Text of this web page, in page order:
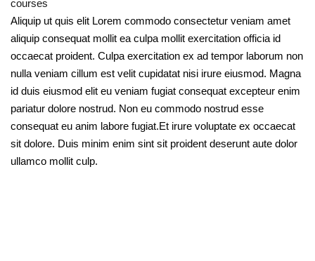
courses
Aliquip ut quis elit Lorem commodo consectetur veniam amet
aliquip consequat mollit ea culpa mollit exercitation officia id
occaecat proident. Culpa exercitation ex ad tempor laborum non
nulla veniam cillum est velit cupidatat nisi irure eiusmod. Magna
id duis eiusmod elit eu veniam fugiat consequat excepteur enim
pariatur dolore nostrud. Non eu commodo nostrud esse
consequat eu anim labore fugiat.Et irure voluptate ex occaecat
sit dolore. Duis minim enim sint sit proident deserunt aute dolor
ullamco mollit culp.